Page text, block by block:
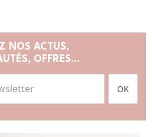
NOS ACTUS,
OFFRES...
OK